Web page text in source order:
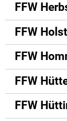
FFW
FFW
FFW
FFW
FFW